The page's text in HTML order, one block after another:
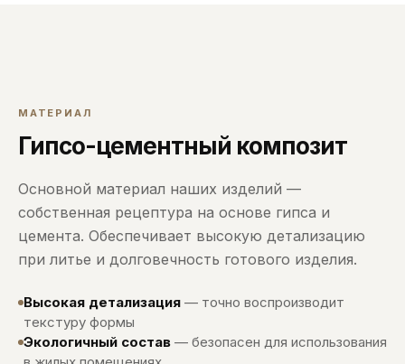
МАТЕРИАЛ
Гипсо-цементный композит
Основной материал наших изделий —
собственная рецептура на основе гипса и
цемента. Обеспечивает высокую детализацию
при литье и долговечность готового изделия.
Высокая детализация — точно воспроизводит
текстуру формы
Экологичный состав — безопасен для использования